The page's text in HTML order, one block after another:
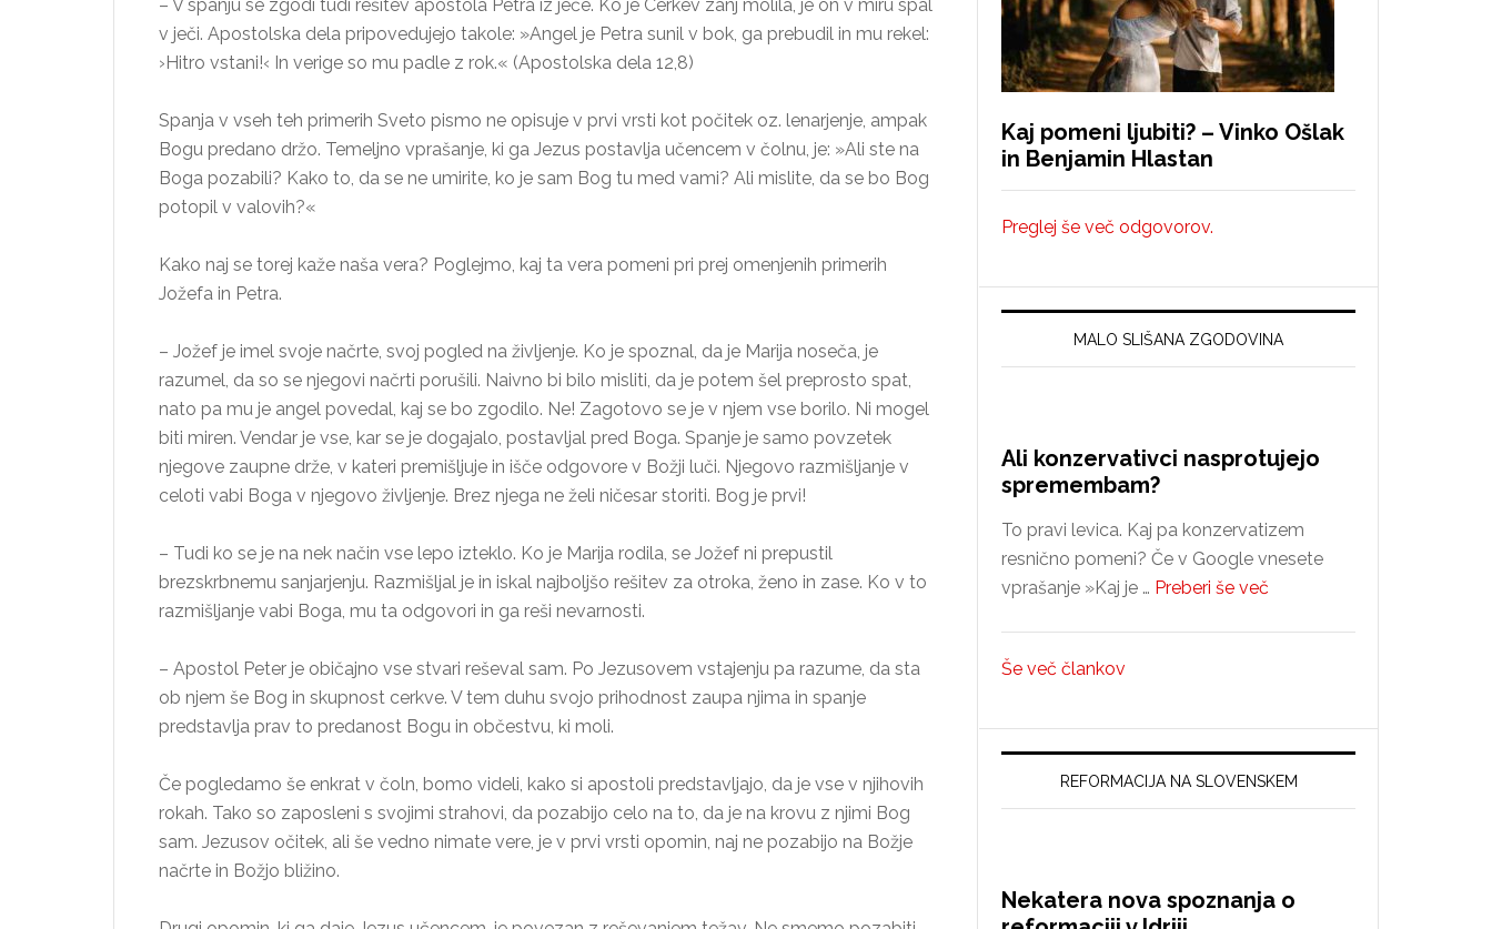
– V spanju se zgodi tudi rešitev apostola Petra iz ječe. Ko je Cerkev zanj molila, je on v miru spal
v ječi. Apostolska dela pripovedujejo takole: »Angel je Petra sunil v bok, ga prebudil in mu rekel:
›Hitro vstani!‹ In verige so mu padle z rok.« (Apostolska dela 12,8)
Spanja v vseh teh primerih Sveto pismo ne opisuje v prvi vrsti kot počitek oz. lenarjenje, ampak
Bogu predano držo. Temeljno vprašanje, ki ga Jezus postavlja učencem v čolnu, je: »Ali ste na
Boga pozabili? Kako to, da se ne umirite, ko je sam Bog tu med vami? Ali mislite, da se bo Bog
potopil v valovih?«
Kako naj se torej kaže naša vera? Poglejmo, kaj ta vera pomeni pri prej omenjenih primerih
Jožefa in Petra.
– Jožef je imel svoje načrte, svoj pogled na življenje. Ko je spoznal, da je Marija noseča, je
razumel, da so se njegovi načrti porušili. Naivno bi bilo misliti, da je potem šel preprosto spat,
nato pa mu je angel povedal, kaj se bo zgodilo. Ne! Zagotovo se je v njem vse borilo. Ni mogel
biti miren. Vendar je vse, kar se je dogajalo, postavljal pred Boga. Spanje je samo povzetek
njegove zaupne drže, v kateri premišljuje in išče odgovore v Božji luči. Njegovo razmišljanje v
celoti vabi Boga v njegovo življenje. Brez njega ne želi ničesar storiti. Bog je prvi!
– Tudi ko se je na nek način vse lepo izteklo. Ko je Marija rodila, se Jožef ni prepustil
brezskrbnemu sanjarjenju. Razmišljal je in iskal najboljšo rešitev za otroka, ženo in zase. Ko v to
razmišljanje vabi Boga, mu ta odgovori in ga reši nevarnosti.
– Apostol Peter je običajno vse stvari reševal sam. Po Jezusovem vstajenju pa razume, da sta
ob njem še Bog in skupnost cerkve. V tem duhu svojo prihodnost zaupa njima in spanje
predstavlja prav to predanost Bogu in občestvu, ki moli.
Če pogledamo še enkrat v čoln, bomo videli, kako si apostoli predstavljajo, da je vse v njihovih
rokah. Tako so zaposleni s svojimi strahovi, da pozabijo celo na to, da je na krovu z njimi Bog
sam. Jezusov očitek, ali še vedno nimate vere, je v prvi vrsti opomin, naj ne pozabijo na Božje
načrte in Božjo bližino.
Kaj pomeni ljubiti? – Vinko Ošlak
in Benjamin Hlastan
Preglej še več odgovorov.
MALO SLIŠANA ZGODOVINA
Ali konzervativci nasprotujejo
spremembam?
To pravi levica. Kaj pa konzervatizem
resnično pomeni? Če v Google vnesete
vprašanje »Kaj je … Preberi še več
Še več člankov
REFORMACIJA NA SLOVENSKEM
Nekatera nova spoznanja o